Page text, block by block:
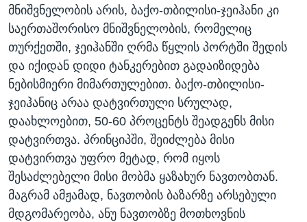
მნიშვნელობის არის, ბაქო-თბილისი-ჯეიჰანი კი
საერთაშორისო მნიშვნელობის, რომელიც
თურქეთში, ჯეიჰანში ღრმა წყლის პორტში შედის
და იქიდან დიდი ტანკერებით გადაიზიდება
ნებისმიერი მიმართულებით. ბაქო-თბილისი-
ჯეიჰანიც არაა დატვირთული სრულად,
დაახლოებით, 50-60 პროცენტს შეადგენს მისი
დატვირთვა. პრინციპში, შეიძლება მისი
დატვირთვა უფრო მეტად, რომ იყოს
შესაძლებელი მისი მობმა ყაზახურ ნავთობთან.
მაგრამ ამჟამად, ნავთობის ბაზარზე არსებული
მდგომარეობა, ანუ ნავთობზე მოთხოვნის